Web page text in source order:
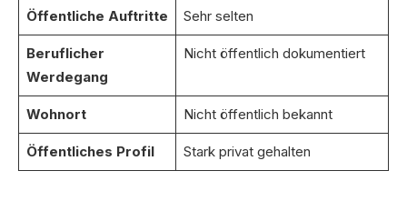
Öffentliche Auftritte Sehr selten
Beruflicher
Werdegang
Nicht öffentlich dokumentiert
Wohnort Nicht öffentlich bekannt
Öffentliches Profil Stark privat gehalten